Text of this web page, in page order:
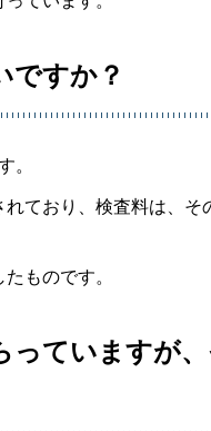
ですか？
。
ており、検査料は、
ものです。
っていますが